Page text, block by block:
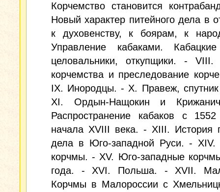
Корчемство становится
Новый характер питейного дела в
к духовенству, к боярам, к
Управление кабаками.
целовальники, откупщики. - VIII.
корчемства и преследование
IX. Инородцы. - X. Правеж, спутник
XI. Ордын-Нащокин и
Распространение кабаков с
начала XVIII века. - XIII. История
дела в Юго-западной Руси. - XIV.
корчмы. - XV. Юго-западные
года. - XVI. Польша. - XVII.
Корчмы в Малороcсии с